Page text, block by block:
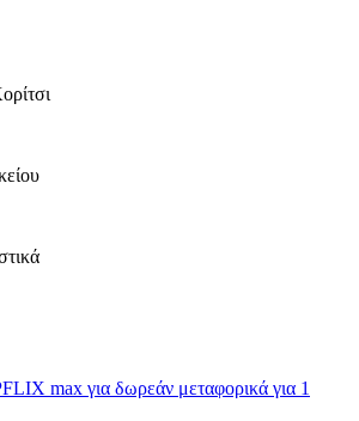
max για δωρεάν μεταφορικά για 1